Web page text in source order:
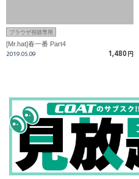
ブラウザ視聴専用
[Mr.hat]春一番 Part4
2019.05.09 1,480 円